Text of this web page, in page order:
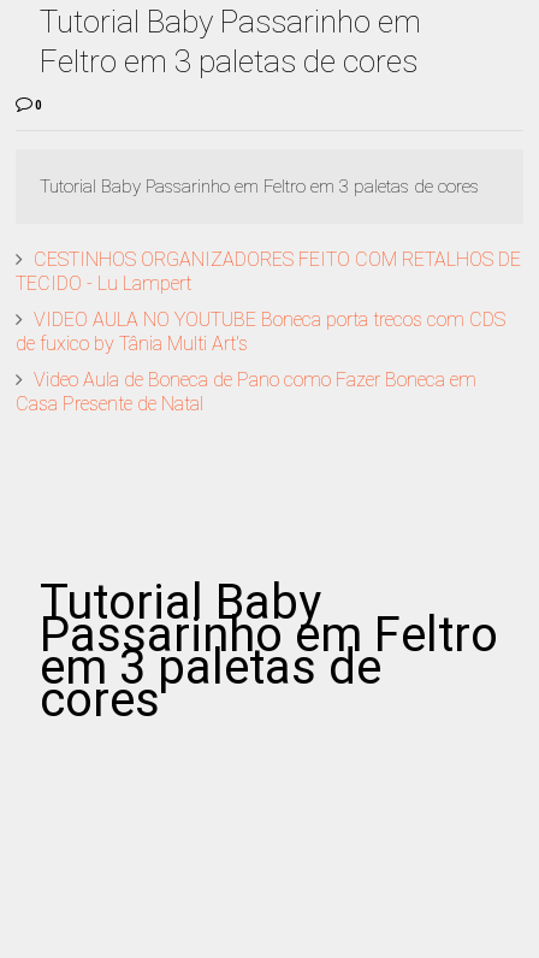
Tutorial Baby Passarinho em
Feltro em 3 paletas de cores
0
Tutorial Baby Passarinho em Feltro em 3 paletas de cores
CESTINHOS ORGANIZADORES FEITO COM RETALHOS DE
TECIDO - Lu Lampert
VIDEO AULA NO YOUTUBE Boneca porta trecos com CDS
de fuxico by Tânia Multi Art's
Video Aula de Boneca de Pano como Fazer Boneca em
Casa Presente de Natal
Tutorial Baby
Passarinho em Feltro
em 3 paletas de
cores